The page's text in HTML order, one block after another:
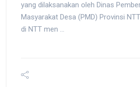
yang dilaksanakan oleh Dinas
Masyarakat Desa (PMD) Provinsi
di NTT men ...